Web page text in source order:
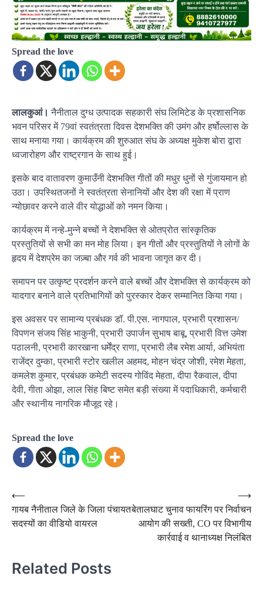
Spread the love
लालकुआं।नैनीताल दुग्ध उत्पादक सहकारी संघ लिमिटेड के प्रशासनिक
भवन परिसर में 79वां स्वतंत्रता दिवस देशभक्ति की उमंग और हर्षोल्लास के
साथ मनाया गया। कार्यक्रम की शुरुआत संघ के अध्यक्ष मुकेश बोरा द्वारा
ध्वजारोहण और राष्ट्रगान के साथ हुई।
इसके बाद वातावरण कुमाउँनी देशभक्ति गीतों की मधुर धुनों से गुंजायमान हो
उठा। उपस्थितजनों ने स्वतंत्रता सेनानियों और देश की रक्षा में प्राण
न्योछावर करने वाले वीर योद्धाओं को नमन किया।
कार्यक्रम में नन्हे-मुन्ने बच्चों ने देशभक्ति से ओतप्रोत सांस्कृतिक
प्रस्तुतियों से सभी का मन मोह लिया। इन गीतों और प्रस्तुतियों ने लोगों के
हृदय में देशप्रेम का जज़्बा और गर्व की भावना जागृत कर दी।
समापन पर उत्कृष्ट प्रदर्शन करने वाले बच्चों और देशभक्ति से कार्यक्रम को
यादगार बनाने वाले प्रतिभागियों को पुरस्कार देकर सम्मानित किया गया।
इस अवसर पर सामान्य प्रबंधक डॉ. पी.एस. नागपाल, प्रभारी प्रशासन/
विपणन संजय सिंह भाकुनी, प्रभारी उपार्जन सुभाष बाबू, प्रभारी वित्त उमेश
पठालनी, प्रभारी कारखाना धर्मेंद्र राणा, प्रभारी लैब रमेश आर्या, अभियंता
राजेंद्र दुम्का, प्रभारी स्टोर खलील अहमद, मोहन चंद्र जोशी, रमेश मेहता,
कमलेश कुमार, प्रबंधक कमेटी सदस्य गोविंद मेहता, दीपा रैकवाल, दीपा
देवी, गीता ओझा, लाल सिंह बिष्ट समेत बड़ी संख्या में पदाधिकारी, कर्मचारी
और स्थानीय नागरिक मौजूद रहे।
Spread the love
Post
navigation
⟵
गायब नैनीताल जिले के जिला पंचायत
सदस्यों का वीडियो वायरल
बेतालघाट चुनाव फायरिंग पर निर्वाचन
आयोग की सख्ती, CO पर विभागीय
कार्रवाई व थानाध्यक्ष निलंबित
⟶
Related Posts